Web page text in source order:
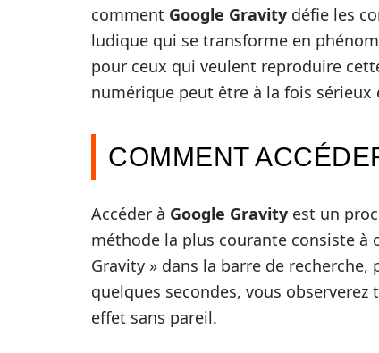
comment Google Gravity défie les
ludique qui se transforme en
pour ceux qui veulent reproduire
numérique peut être à la fois sérieux
COMMENT
Accéder à Google Gravity est un
méthode la plus courante consiste à
Gravity » dans la barre de recherche,
quelques secondes, vous observerez
effet sans pareil.